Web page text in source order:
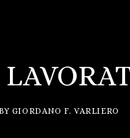
GIORDANO F. VARLIERO